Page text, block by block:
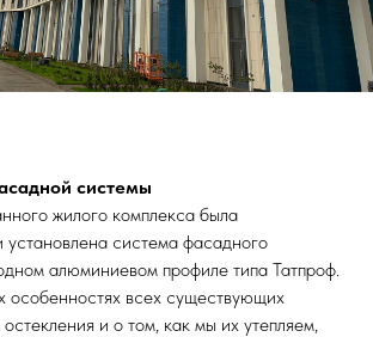
системы
жилого комплекса была
установлена система фасадного
алюминиевом профиле типа Татпроф.
особенностях всех существующих
и о том, как мы их утепляем,